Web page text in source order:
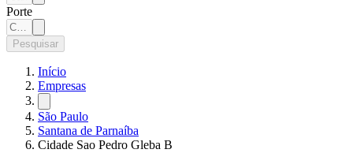
Porte
Pesquisar
Início
Empresas
São Paulo
Santana de Parnaíba
Cidade Sao Pedro Gleba B